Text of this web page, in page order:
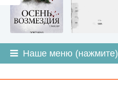
Наше меню (нажмите)